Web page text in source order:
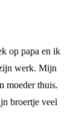
op papa en ik
werk. Mijn
moeder thuis.
broertje veel